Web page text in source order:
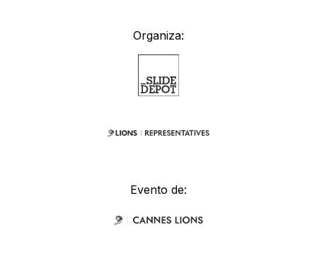
Organiza:
Evento de: